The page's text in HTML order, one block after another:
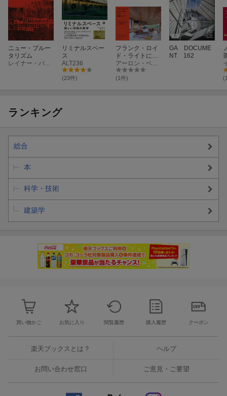
ニュー・ブルー
タリズム
リミナルスペー
ス
ALT236
(23件)
フランク・ロイ
ド・ライトに学
ぶ50の建築レッ
スン
(1件)
GA DOCUME
NT 162
ランキング
総合
本
科学・技術
建築学
買い物かご お気に入り 閲覧履歴 購入履歴 クーポン
楽天ブックスとは？ ヘルプ
お問い合わせ窓口 ご意見・ご要望